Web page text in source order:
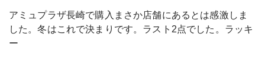
アミュプラザ長崎で購入まさか店舗にあるとは感激しま
した。冬はこれで決まりです。ラスト2点でした。ラッキ
ー